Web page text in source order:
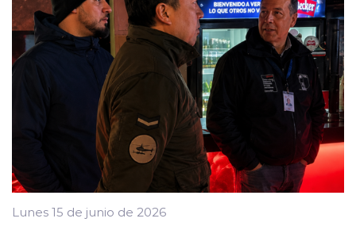
Lunes 15 de junio de 2026